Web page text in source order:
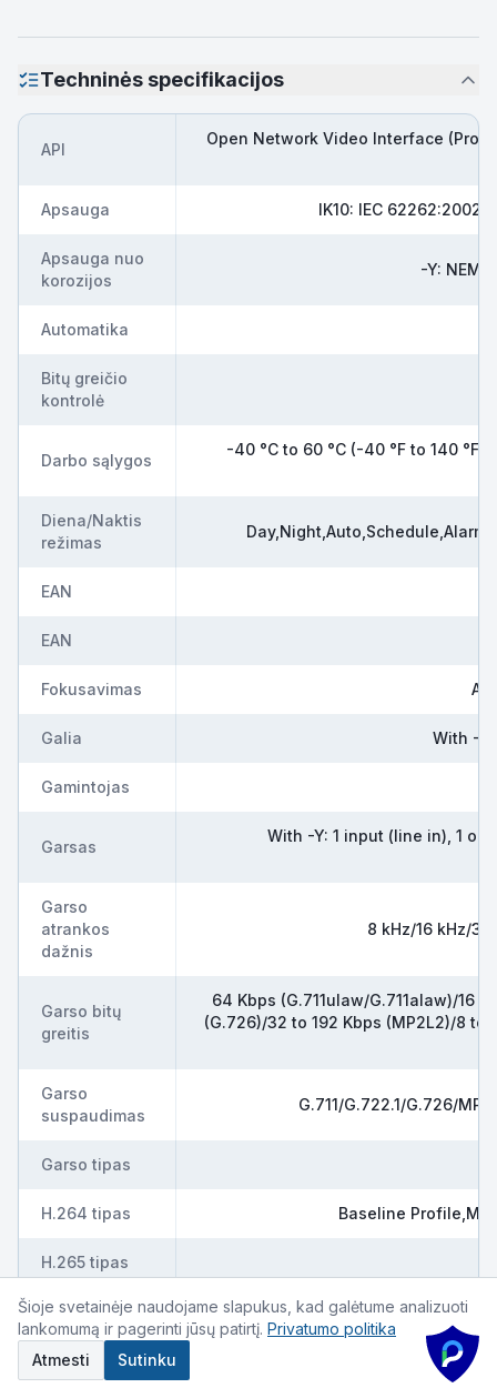
Techninės specifikacijos
API
Open Network Video Interface
Apsauga IK10: IEC 62262:2002,
Apsauga nuo
korozijos
-Y:
Automatika
Bitų greičio
kontrolė
Darbo sąlygos
-40 °C to 60 °C (-40 °F to 140
Diena/Naktis
režimas
Day,Night,Auto,Schedule,Alarm
EAN
EAN
Fokusavimas
Galia With -Y:
Gamintojas
Garsas
With -Y: 1 input (line in), 1
Garso
atrankos
dažnis
8 kHz/16 kHz/
Garso bitų
greitis
64 Kbps (G.711ulaw/G.711alaw)/16
(G.726)/32 to 192 Kbps (MP2L2)/8 to
Garso
suspaudimas
G.711/G.722.1/G.726/
Garso tipas
H.264 tipas Baseline
H.265 tipas
Interneto
sąsaja
1 RJ45 10 M/100 M/1000 M self-
IR bangos
Šioje svetainėje naudojame slapukus, kad galėtume analizuoti
lankomumą ir pagerinti jūsų patirtį. Privatumo politika
Atmesti
Sutinku